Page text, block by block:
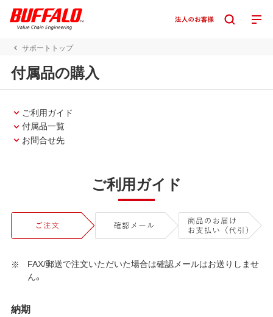
サポートトップ
付属品の購入
ご利用ガイド
付属品一覧
お問合せ先
ご利用ガイド
FAX/郵送で注文いただいた場合は確認メールはお送りしませ
ん。
納期